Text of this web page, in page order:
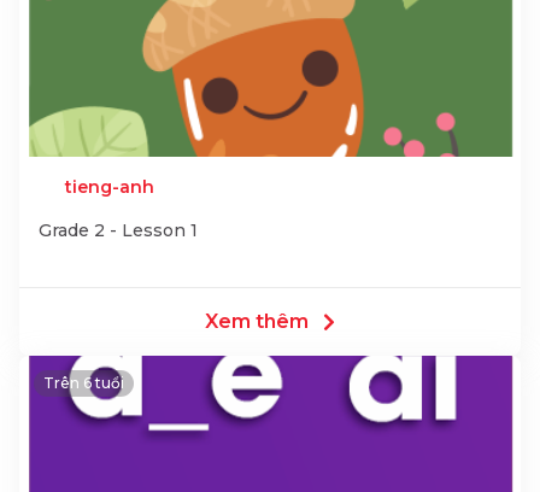
tieng-anh
Grade 2 - Lesson 1
Xem thêm
Trên 6 tuổi